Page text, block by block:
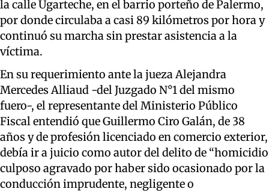
la calle Ugarteche, en el barrio porteño de Palermo,
por donde circulaba a casi 89 kilómetros por hora y
continuó su marcha sin prestar asistencia a la
víctima.
En su requerimiento ante la jueza Alejandra
Mercedes Alliaud -del Juzgado N°1 del mismo
fuero-, el representante del Ministerio Público
Fiscal entendió que Guillermo Ciro Galán, de 38
años y de profesión licenciado en comercio exterior,
debía ir a juicio como autor del delito de “homicidio
culposo agravado por haber sido ocasionado por la
conducción imprudente, negligente o